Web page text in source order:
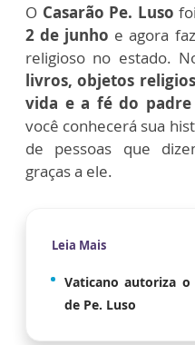
O Casarão Pe. Luso
2 de junho e agora
religioso no estado.
livros, objetos
vida e a fé do padre
você conhecerá sua
de pessoas que
graças a ele.
Leia Mais
Vaticano autoriza o
de Pe. Luso